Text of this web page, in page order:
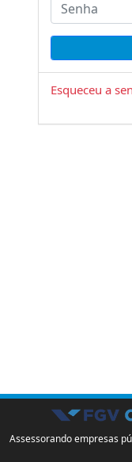
Esqueceu a
Assessorando empresas